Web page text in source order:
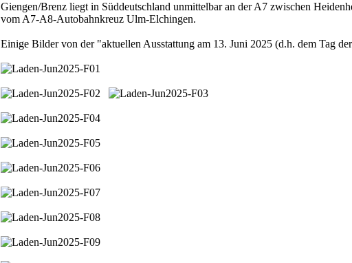
Giengen/Brenz liegt in Süddeutschland unmittelbar an der A7 zwischen
vom A7-A8-Autobahnkreuz Ulm-Elchingen.
Einige Bilder von der "aktuellen Ausstattung am 13. Juni 2025 (d.h. dem Tag